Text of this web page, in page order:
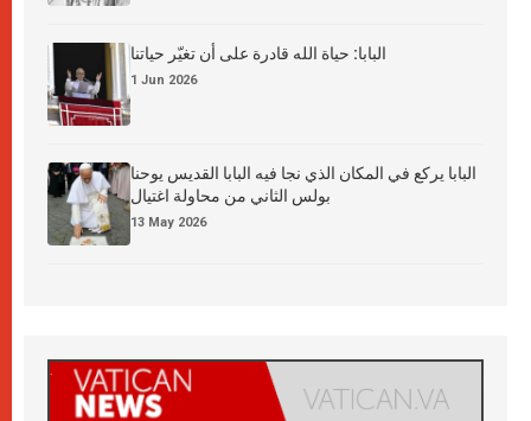
البابا: حياة الله قادرة على أن تغيّر حياتنا
1 Jun 2026
البابا يركع في المكان الذي نجا فيه البابا القديس يوحنا
بولس الثاني من محاولة اغتيال
13 May 2026